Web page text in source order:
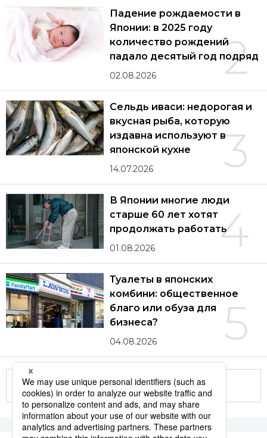
2
Падение рождаемости в
Японии: в 2025 году
количество рождений
падало десятый год подряд
02.08.2026
3
Сельдь иваси: недорогая и
вкусная рыба, которую
издавна используют в
японской кухне
14.07.2026
4
В Японии многие люди
старше 60 лет хотят
продолжать работать
01.08.2026
5
Туалеты в японских
комбини: общественное
благо или обуза для
бизнеса?
04.08.2026
Другие статьи по теме